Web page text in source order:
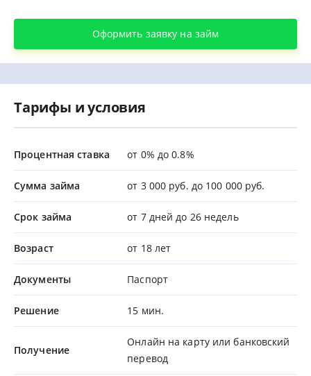
Оформить заявку на займ
Тарифы и условия
Процентная ставка от 0% до 0.8%
Сумма займа от 3 000 руб. до 100 000 руб.
Срок займа от 7 дней до 26 недель
Возраст от 18 лет
Документы Паспорт
Решение 15 мин.
Получение
Онлайн на карту или банковский
перевод